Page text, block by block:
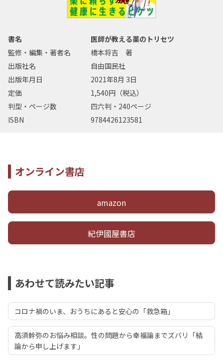
書名
医師が教える薬のトリセツ
監修・編集・著者名
橋本将吉 著
出版社名
自由国民社
出版年月日
2021年8月 3日
定価
1,540円（税込）
判型・ページ数
四六判・240ページ
ISBN
9784426123581
オンライン書店
amazon
紀伊國屋書店
あわせて読みたい記事
コロナ禍のいま、おうちにあると安心の「救急箱」
高須幹弥のお悩み相談。性の問題から幸福論までズバリ「結
論から申し上げます」